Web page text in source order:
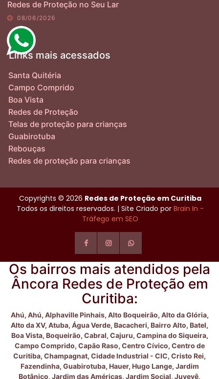
Redes de Proteção no Seu Lar
08/06/2026
Links mais acessados
Santa Quitéria
Campo Comprido
Boa Vista
Redes de Proteção
Telas de proteção para crianças
Guabirotuba
Rebouças
Redes de proteção para crianças
Copyrights © 2026 Redes de Proteção em Curitiba
Todos os direitos reservados. | Site Criado por Brain In -
Tráfego em SEO
Os bairros mais atendidos pela
Âncora Redes de Proteção em
Curitiba:
Ahú, Ahú, Alphaville Pinhais, Alto Boqueirão, Alto da Glória,
Alto da XV, Atuba, Água Verde, Bacacheri, Bairro Alto, Batel,
Boa Vista, Boqueirão, Cabral, Cajuru, Campina do Siqueira,
Campo Comprido, Capão Raso, Centro Cívico, Centro de
Curitiba, Champagnat, Cidade Industrial - CIC, Cristo Rei,
Fazendinha, Guabirotuba, Hauer, Hugo Lange, Jardim
Botânico, Jardim das Américas, Jardim Social, Juvevê,